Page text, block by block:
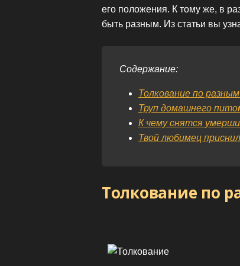
его положения. К тому же, в
быть разным. Из статьи вы
Содержание:
Толкование по
Труп домашнего
К чему снятся
Твой любимец
Толкование по